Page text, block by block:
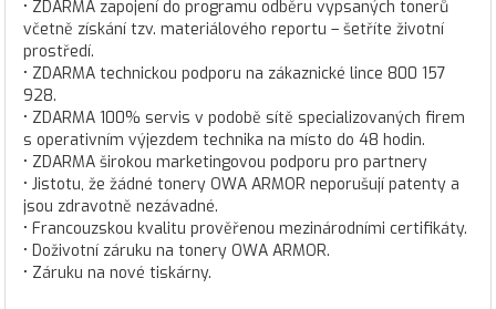
• ZDARMA zapojení do programu odběru vypsaných tonerů
včetně získání tzv. materiálového reportu – šetříte životní
prostředí.
• ZDARMA technickou podporu na zákaznické lince 800 157
928.
• ZDARMA 100% servis v podobě sítě specializovaných firem
s operativním výjezdem technika na místo do 48 hodin.
• ZDARMA širokou marketingovou podporu pro partnery
• Jistotu, že žádné tonery OWA ARMOR neporušují patenty a
jsou zdravotně nezávadné.
• Francouzskou kvalitu prověřenou mezinárodními certifikáty.
• Doživotní záruku na tonery OWA ARMOR.
• Záruku na nové tiskárny.